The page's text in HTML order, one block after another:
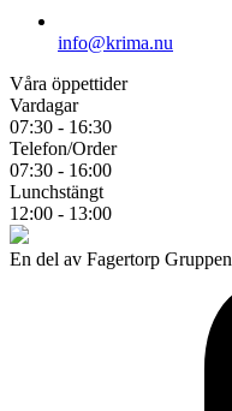
info@krima.nu
Våra öppettider
Vardagar
07:30 - 16:30
Telefon/Order
07:30 - 16:00
Lunchstängt
12:00 - 13:00
En del av Fagertorp Gruppen